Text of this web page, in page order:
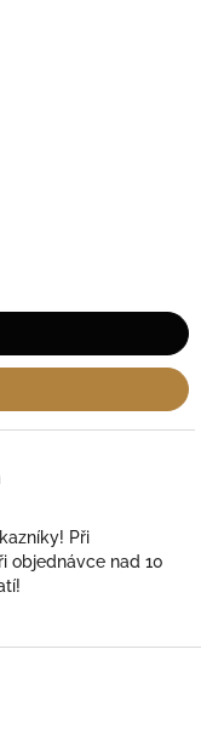
Při
objednávce nad 10